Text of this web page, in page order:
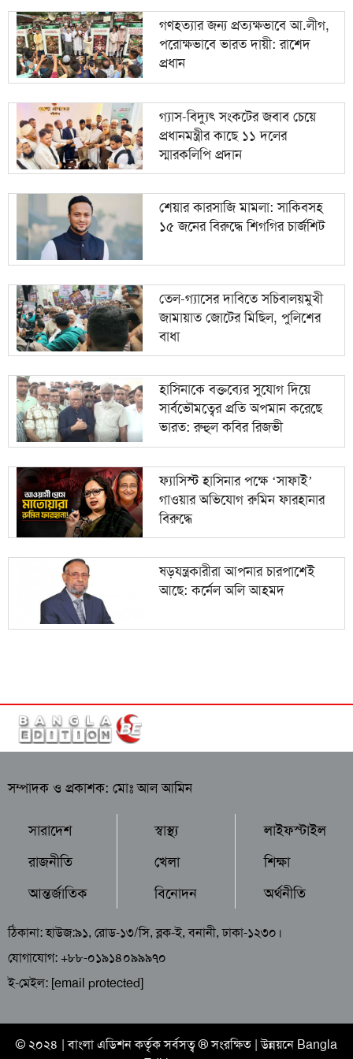
গণহত্যার জন্য প্রত্যক্ষভাবে আ.লীগ,
পরোক্ষভাবে ভারত দায়ী: রাশেদ
প্রধান
গ্যাস-বিদ্যুৎ সংকটের জবাব চেয়ে
প্রধানমন্ত্রীর কাছে ১১ দলের
স্মারকলিপি প্রদান
শেয়ার কারসাজি মামলা: সাকিবসহ
১৫ জনের বিরুদ্ধে শিগগির চার্জশিট
তেল-গ্যাসের দাবিতে সচিবালয়মুখী
জামায়াত জোটের মিছিল, পুলিশের
বাধা
হাসিনাকে বক্তব্যের সুযোগ দিয়ে
সার্বভৌমত্বের প্রতি অপমান করেছে
ভারত: রুহুল কবির রিজভী
ফ্যাসিস্ট হাসিনার পক্ষে ‘সাফাই’
গাওয়ার অভিযোগ রুমিন ফারহানার
বিরুদ্ধে
ষড়যন্ত্রকারীরা আপনার চারপাশেই
আছে: কর্নেল অলি আহমদ
সম্পাদক ও প্রকাশক: মোঃ আল আমিন
সারাদেশ
রাজনীতি
আন্তর্জাতিক
স্বাস্থ্য
খেলা
বিনোদন
লাইফস্টাইল
শিক্ষা
অর্থনীতি
ঠিকানা: হাউজ:৯১, রোড-১৩/সি, ব্লক-ই, বনানী, ঢাকা-১২৩০।
যোগাযোগ: +৮৮-০১৯১৪০৯৯৯৭০
ই-মেইল: [email protected]
© ২০২৪ |বাংলা এডিশনকর্তৃক সর্বসত্ব ® সংরক্ষিত | উন্নয়নে Bangla